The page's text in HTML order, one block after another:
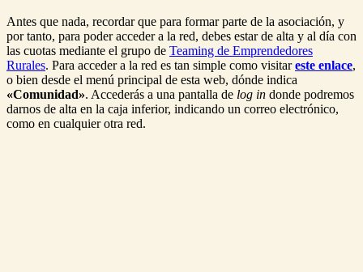
Antes que nada, recordar que para formar parte de la asociación, y
por tanto, para poder acceder a la red, debes estar de alta y al día con
las cuotas mediante el grupo de Teaming de Emprendedores
Rurales. Para acceder a la red es tan simple como visitareste enlace,
o bien desde el menú principal de esta web, dónde indica
«Comunidad». Accederás a una pantalla de log in donde podremos
darnos de alta en la caja inferior, indicando un correo electrónico,
como en cualquier otra red.